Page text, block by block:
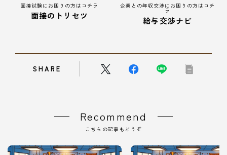
面接試験にお困りの方はコチラ
面接のトリセツ
企業との年収交渉にお困りの方はコチ
ラ
給与交渉ナビ
SHARE
Recommend
こちらの記事もどうぞ